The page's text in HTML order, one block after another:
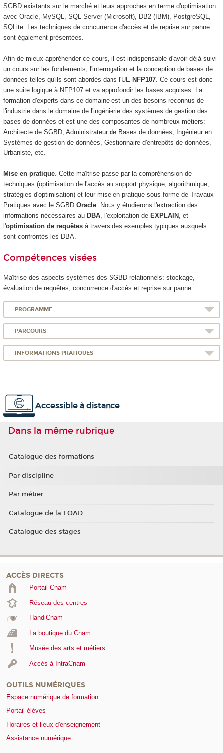
SGBD existants sur le marché et leurs approches en terme d'optimisation
avec Oracle, MySQL, SQL Server (Microsoft), DB2 (IBM), PostgreSQL,
SQLite. Les techniques de concurrence d'accès et de reprise sur panne
sont également présentées.
Afin de mieux appréhender ce cours, il est indispensable d'avoir déjà suivi
un cours sur les fondements, l'interrogation et la conception de bases de
données telles qu'ils sont abordés dans l'UE NFP107. Ce cours est donc
une suite logique à NFP107 et va approfondir les bases acquises. La
formation d'experts dans ce domaine est un des besoins reconnus de
l'industrie dans le domaine de l'ingénierie des systèmes de gestion des
bases de données et est une des composantes de nombreux métiers:
Architecte de SGBD, Administrateur de Bases de données, Ingénieur en
Systèmes de gestion de données, Gestionnaire d'entrepôts de données,
Urbaniste, etc.
Mise en pratique. Cette maîtrise passe par la compréhension de
techniques (optimisation de l'accès au support physique, algorithmique,
stratégies d'optimisation) et leur mise en pratique sous forme de Travaux
Pratiques avec le SGBD Oracle. Nous y étudierons l'extraction des
informations nécessaires au DBA, l'exploitation de EXPLAIN , et
l'optimisation de requêtesà travers des exemples typiques auxquels
sont confrontés les DBA.
Compétences visées
Maîtrise des aspects systèmes des SGBD relationnels: stockage,
évaluation de requêtes, concurrence d'accès et reprise sur panne.
PROGRAMME
PARCOURS
INFORMATIONS PRATIQUES
Accessible à distance
Dans la même rubrique
Catalogue des formations
Par discipline
Par métier
Catalogue de la FOAD
Catalogue des stages
ACCÈS DIRECTS
Portail Cnam
Réseau des centres
HandiCnam
La boutique du Cnam
Musée des arts et métiers
Accès à IntraCnam
OUTILS NUMÉRIQUES
Espace numérique de formation
Portail élèves
Horaires et lieux d'enseignement
Assistance numérique